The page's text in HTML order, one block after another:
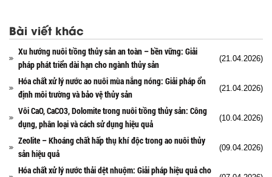
Bài viết khác
Xu hướng nuôi trồng thủy sản an toàn – bền vững: Giải
pháp phát triển dài hạn cho ngành thủy sản
(21.04.2026)
Hóa chất xử lý nước ao nuôi mùa nắng nóng: Giải pháp ổn
định môi trường và bảo vệ thủy sản
(21.04.2026)
Vôi CaO, CaCO3, Dolomite trong nuôi trồng thủy sản: Công
dụng, phân loại và cách sử dụng hiệu quả
(10.04.2026)
Zeolite – Khoáng chất hấp thụ khí độc trong ao nuôi thủy
sản hiệu quả
(09.04.2026)
Hóa chất xử lý nước thải dệt nhuộm: Giải pháp hiệu quả cho